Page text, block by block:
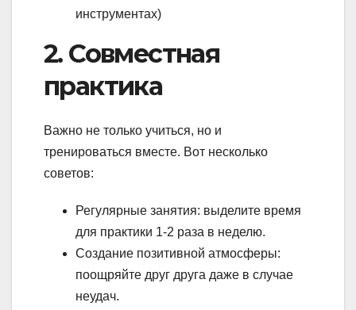
инструментах)
2. Совместная
практика
Важно не только учиться, но и
тренироваться вместе. Вот несколько
советов:
Регулярные занятия: выделите время
для практики 1-2 раза в неделю.
Создание позитивной атмосферы:
поощряйте друг друга даже в случае
неудач.